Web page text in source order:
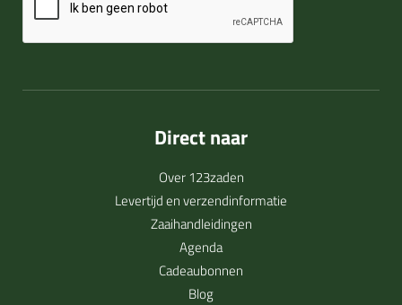
Direct naar
Over 123zaden
Levertijd en verzendinformatie
Zaaihandleidingen
Agenda
Cadeaubonnen
Blog